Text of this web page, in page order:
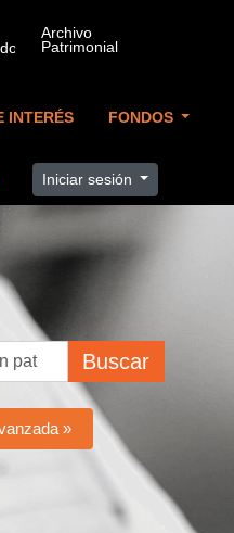
INTERÉS FONDOS
Iniciar sesión
Buscar
»